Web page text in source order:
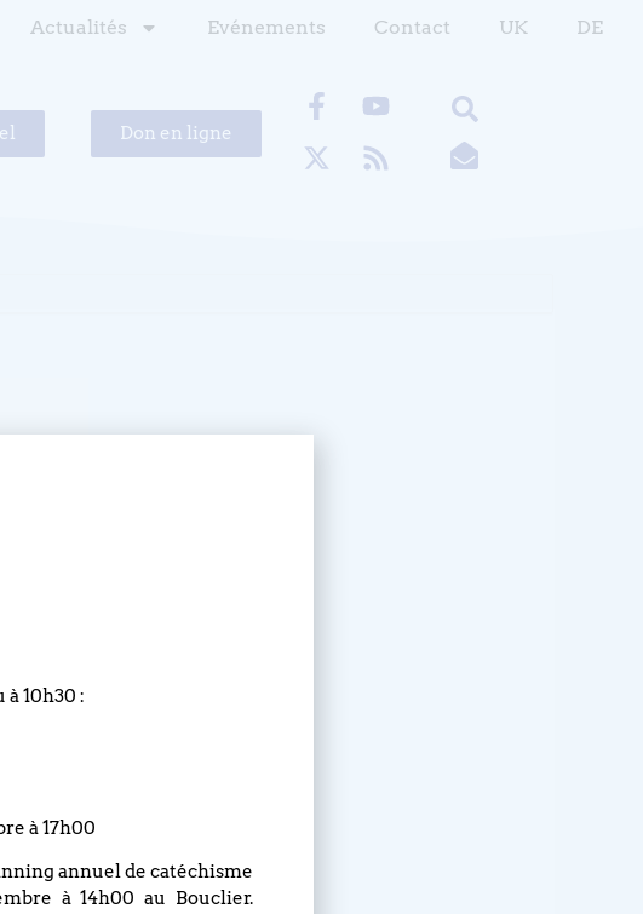
Actualités Evénements Contact UK DE
Don en ligne
10h30 :
à 17h00
annuel de catéchisme
à 14h00 au Bouclier.